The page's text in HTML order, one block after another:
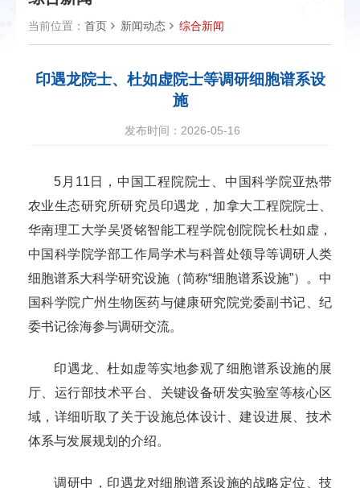
当前位置： 首页 新闻动态 综合新闻
印遇龙院士、杜如虚院士等调研细胞谱系设
施
发布时间：2026-05-16
5月11日，中国工程院院士、中国科学院亚热带
农业生态研究所研究员印遇龙，加拿大工程院院士、
华南理工大学吴贤铭智能工程学院创院院长杜如虚，
中国科学院学部工作局学术与科普处领导等调研人类
细胞谱系大科学研究设施（简称“细胞谱系设施”）。中
国科学院广州生物医药与健康研究院党委副书记、纪
委书记徐海参与调研交流。
印遇龙、杜如虚等实地参观了细胞谱系设施的展
厅、运行部技术平台、关键设备研发实验室等核心区
域，详细听取了关于设施总体设计、建设进展、技术
体系与发展规划的介绍。
调研中，印遇龙对细胞谱系设施的战略定位、技